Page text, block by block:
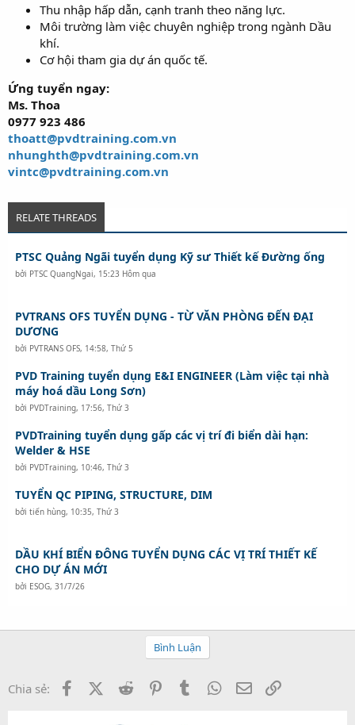
Thu nhập hấp dẫn, cạnh tranh theo năng lực.
Môi trường làm việc chuyên nghiệp trong ngành Dầu
khí.
Cơ hội tham gia dự án quốc tế.
Ứng tuyển ngay:
Ms. Thoa
0977 923 486
thoatt@pvdtraining.com.vn
nhunghth@pvdtraining.com.vn
vintc@pvdtraining.com.vn
RELATE THREADS
PTSC Quảng Ngãi tuyển dụng Kỹ sư Thiết kế Đường ống
bởi PTSC QuangNgai, 15:23 Hôm qua
PVTRANS OFS TUYỂN DỤNG - TỪ VĂN PHÒNG ĐẾN ĐẠI
DƯƠNG
bởi PVTRANS OFS, 14:58, Thứ 5
PVD Training tuyển dụng E&I ENGINEER (Làm việc tại nhà
máy hoá dầu Long Sơn)
bởi PVDTraining, 17:56, Thứ 3
PVDTraining tuyển dụng gấp các vị trí đi biển dài hạn:
Welder & HSE
bởi PVDTraining, 10:46, Thứ 3
TUYỂN QC PIPING, STRUCTURE, DIM
bởi tiến hùng, 10:35, Thứ 3
DẦU KHÍ BIỂN ĐÔNG TUYỂN DỤNG CÁC VỊ TRÍ THIẾT KẾ
CHO DỰ ÁN MỚI
bởi ESOG, 31/7/26
Bình Luận
Chia sẻ: FacebookX (Twitter)
Reddit PinterestTumblr WhatsApp
Email